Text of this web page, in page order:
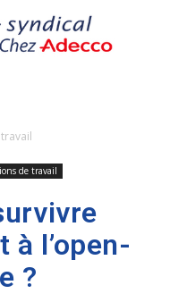
de travail
à l’open-
?